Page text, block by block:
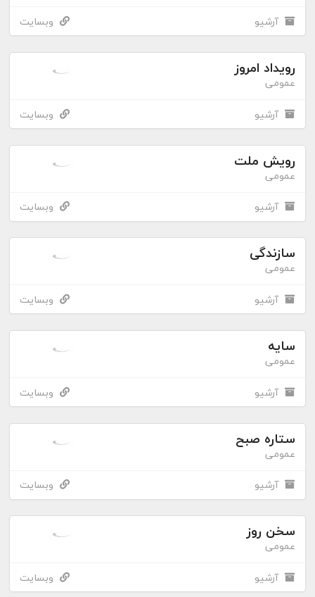
آرشیو
وبسایت
رویداد امروز
عمومی
آرشیو
وبسایت
رویش ملت
عمومی
آرشیو
وبسایت
سازندگی
عمومی
آرشیو
وبسایت
سایه
عمومی
آرشیو
وبسایت
ستاره صبح
عمومی
آرشیو
وبسایت
سخن روز
عمومی
آرشیو
وبسایت